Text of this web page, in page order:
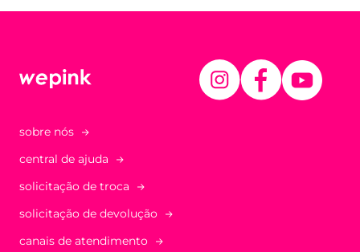
sobre nós
central de ajuda
solicitação de troca
solicitação de devolução
canais de atendimento